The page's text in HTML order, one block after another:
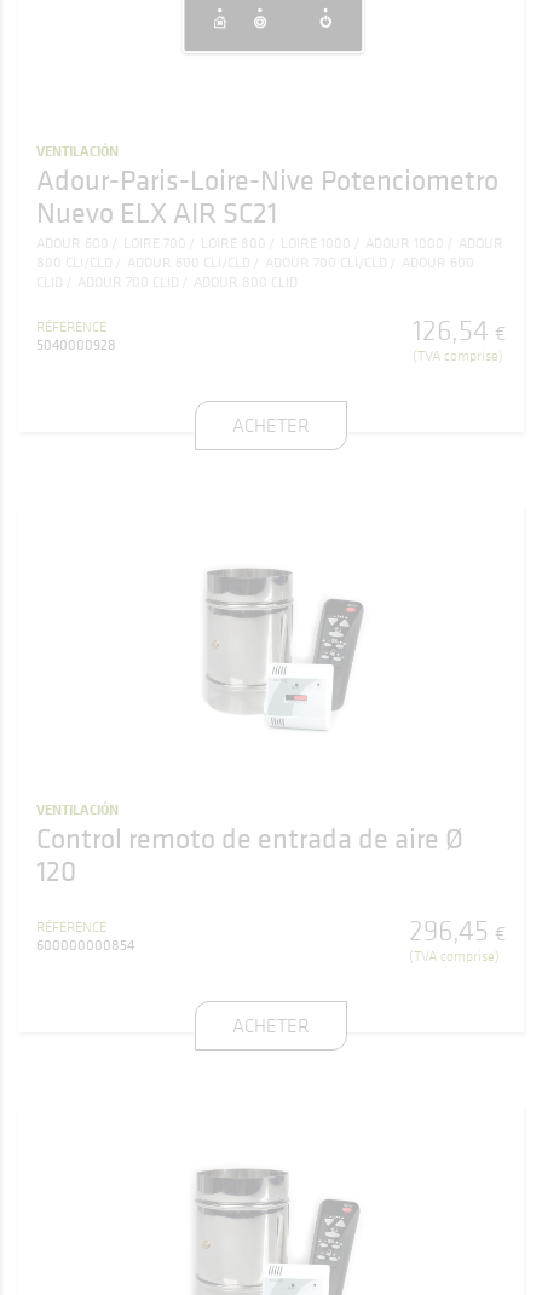
VENTILACIÓN
Adour-Paris-Loire-Nive Potenciometro
Nuevo ELX AIR SC21
ADOUR 600 LOIRE 700 LOIRE 800 LOIRE 1000 ADOUR 1000
ADOUR
800 CLI/CLD
ADOUR 600 CLI/CLD ADOUR 700 CLI/CLD
ADOUR 600
CLID
ADOUR 700 CLID ADOUR 800 CLID
RÉFÉRENCE
5040000928
126,54 €
(TVA comprise)
ACHETER
VENTILACIÓN
Control remoto de entrada de aire Ø
120
RÉFÉRENCE
600000000854
296,45 €
(TVA comprise)
ACHETER